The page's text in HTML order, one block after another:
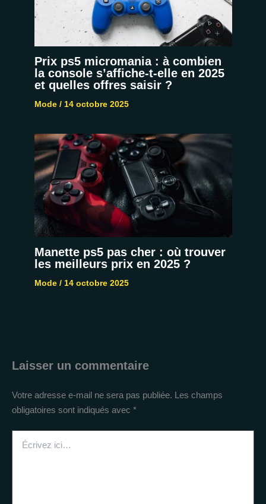
Prix ps5 micromania : à combien
la console s’affiche-t-elle en 2025
et quelles offres saisir ?
Mode/ 14 octobre 2025
Manette ps5 pas cher : où trouver
les meilleurs prix en 2025 ?
Mode/ 14 octobre 2025
Laisser un commentaire
Votre adresse e-mail ne sera pas publiée. Les champs
obligatoires sont indiqués avec *
ici…